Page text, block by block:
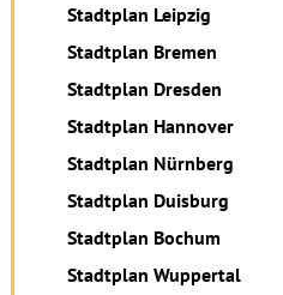
Stadtplan Leipzig
Stadtplan Bremen
Stadtplan Dresden
Stadtplan Hannover
Stadtplan Nürnberg
Stadtplan Duisburg
Stadtplan Bochum
Stadtplan Wuppertal